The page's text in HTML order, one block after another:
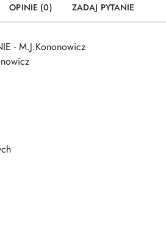
OPINIE (0) ZADAJ PYTANIE
- M.J.Kononowicz